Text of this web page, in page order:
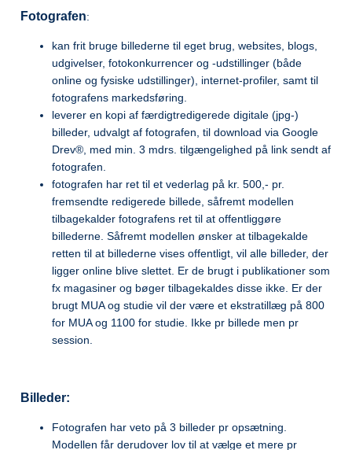
Fotografen:
kan frit bruge billederne til eget brug, websites, blogs,
udgivelser, fotokonkurrencer og -udstillinger (både
online og fysiske udstillinger), internet-profiler, samt til
fotografens markedsføring.
leverer en kopi af færdigtredigerede digitale (jpg-)
billeder, udvalgt af fotografen, til download via Google
Drev®, med min. 3 mdrs. tilgængelighed på link sendt af
fotografen.
fotografen har ret til et vederlag på kr. 500,- pr.
fremsendte redigerede billede, såfremt modellen
tilbagekalder fotografens ret til at offentliggøre
billederne. Såfremt modellen ønsker at tilbagekalde
retten til at billederne vises offentligt, vil alle billeder, der
ligger online blive slettet. Er de brugt i publikationer som
fx magasiner og bøger tilbagekaldes disse ikke. Er der
brugt MUA og studie vil der være et ekstratillæg på 800
for MUA og 1100 for studie. Ikke pr billede men pr
session.
Billeder:
Fotografen har veto på 3 billeder pr opsætning.
Modellen får derudover lov til at vælge et mere pr